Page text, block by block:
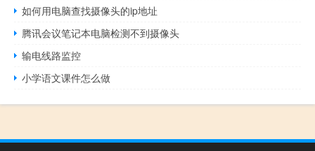
如何用电脑查找摄像头的ip地址
腾讯会议笔记本电脑检测不到摄像头
输电线路监控
小学语文课件怎么做